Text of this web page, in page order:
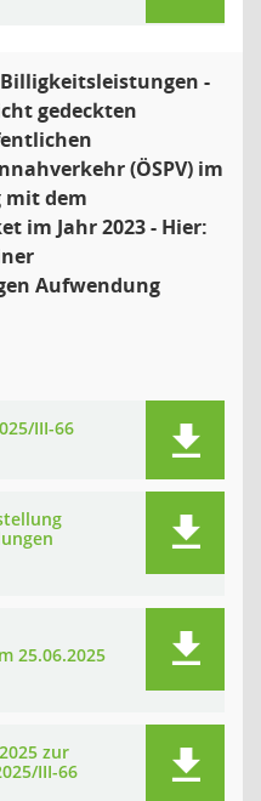
-
gedeckten
(ÖSPV) im
mit dem
im Jahr 2023 - Hier:
Aufwendung
III-66
25.06.2025
zur
III-66